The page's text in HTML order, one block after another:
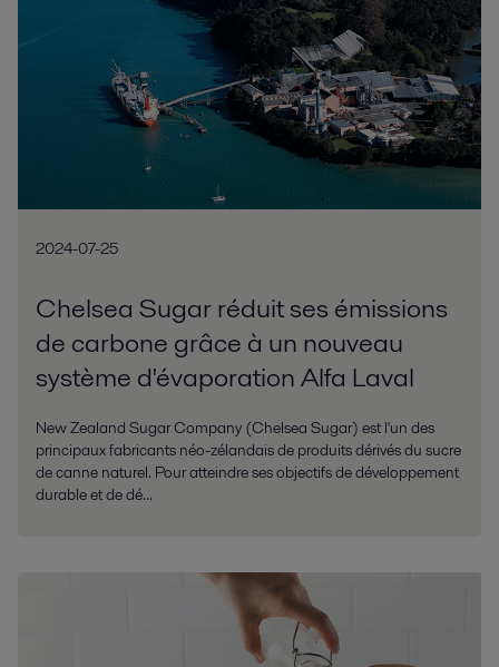
2024-07-25
Chelsea Sugar réduit ses émissions
de carbone grâce à un nouveau
système d'évaporation Alfa Laval
New Zealand Sugar Company (Chelsea Sugar) est l'un des
principaux fabricants néo-zélandais de produits dérivés du sucre
de canne naturel. Pour atteindre ses objectifs de développement
durable et de dé...